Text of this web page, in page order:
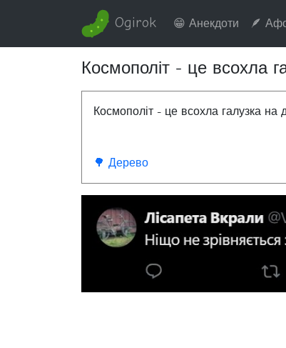
Ogirok 😁 Анекдоти 🪶
Космополіт - це всохла
Космополіт - це всохла галузка на
🌳 Дерево